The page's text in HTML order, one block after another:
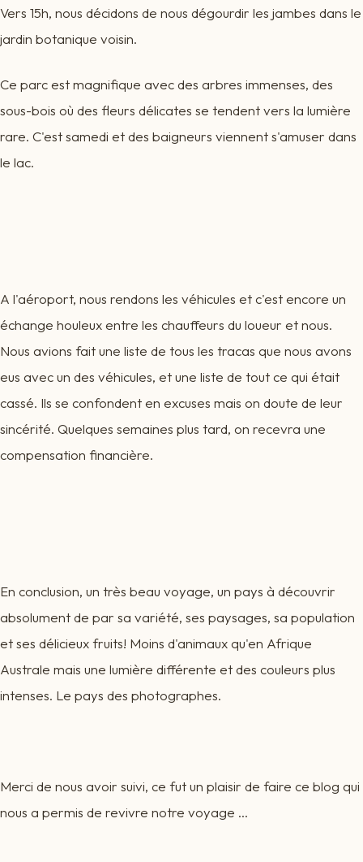
Vers 15h, nous décidons de nous dégourdir les jambes dans le
jardin botanique voisin.
Ce parc est magnifique avec des arbres immenses, des
sous-bois où des fleurs délicates se tendent vers la lumière
rare. C'est samedi et des baigneurs viennent s'amuser dans
le lac.
A l'aéroport, nous rendons les véhicules et c'est encore un
échange houleux entre les chauffeurs du loueur et nous.
Nous avions fait une liste de tous les tracas que nous avons
eus avec un des véhicules, et une liste de tout ce qui était
cassé. Ils se confondent en excuses mais on doute de leur
sincérité. Quelques semaines plus tard, on recevra une
compensation financière.
En conclusion, un très beau voyage, un pays à découvrir
absolument de par sa variété, ses paysages, sa population
et ses délicieux fruits! Moins d'animaux qu'en Afrique
Australe mais une lumière différente et des couleurs plus
intenses. Le pays des photographes.
Merci de nous avoir suivi, ce fut un plaisir de faire ce blog qui
nous a permis de revivre notre voyage ...